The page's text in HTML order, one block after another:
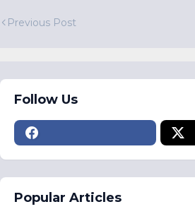
Previous Post
Follow Us
Popular Articles